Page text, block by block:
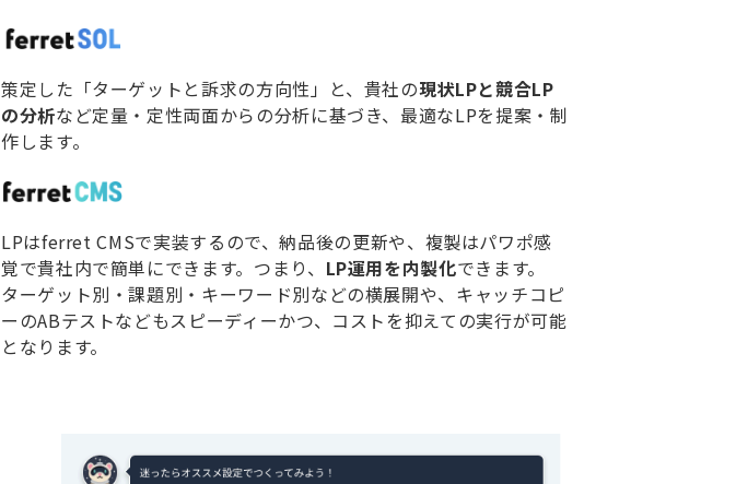
策定した「ターゲットと訴求の方向性」と、貴社の現状LPと競合LP
の分析など定量・定性両面からの分析に基づき、最適なLPを提案・制
作します。
LPはferret CMSで実装するので、納品後の更新や、複製はパワポ感
覚で貴社内で簡単にできます。つまり、 LP運用を内製化できます。
ターゲット別・課題別・キーワード別などの横展開や、キャッチコピ
ーのABテストなどもスピーディーかつ、コストを抑えての実行が可能
となります。